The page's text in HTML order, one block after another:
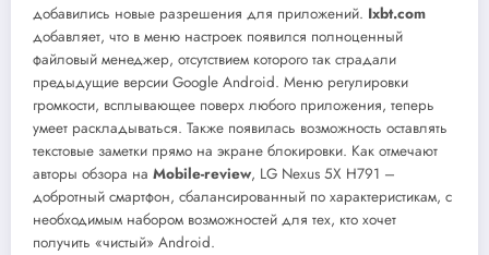
добавились новые разрешения для приложений. Ixbt.com
добавляет, что в меню настроек появился полноценный
файловый менеджер, отсутствием которого так страдали
предыдущие версии Google Android. Меню регулировки
громкости, всплывающее поверх любого приложения, теперь
умеет раскладываться. Также появилась возможность оставлять
текстовые заметки прямо на экране блокировки. Как отмечают
авторы обзора на Mobile-review, LG Nexus 5X H791 –
добротный смартфон, сбалансированный по характеристикам, с
необходимым набором возможностей для тех, кто хочет
получить «чистый» Android.